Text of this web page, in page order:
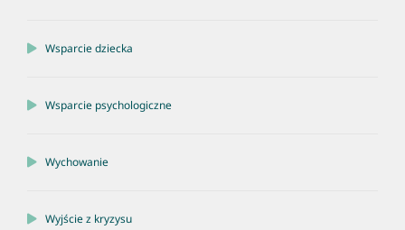
Wsparcie dziecka
Wsparcie psychologiczne
Wychowanie
Wyjście z kryzysu